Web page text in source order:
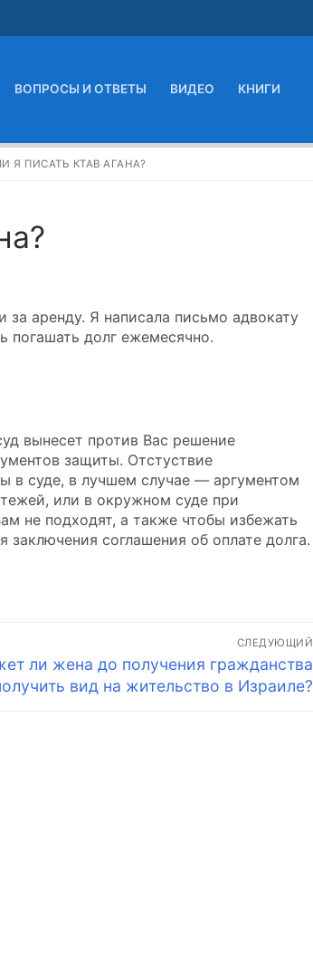
ВОПРОСЫ И ОТВЕТЫ ВИДЕО КНИГИ
Я ПИСАТЬ КТАВ АГАНА?
аренду. Я написала письмо адвокату
погашать долг ежемесячно.
вынесет против Вас решение
защиты. Отстуствие
в суде, в лучшем случае — аргументом
или в окружном суде при
не подходят, а также чтобы избежать
заключения соглашения об оплате долга.
СЛЕДУЮЩИЙ
ли жена до получения гражданства
вид на жительство в Израиле?